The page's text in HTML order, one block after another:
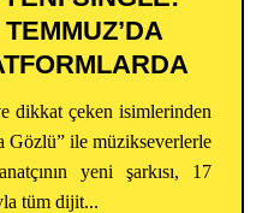
dikkat çeken isimlerinden
Gözlü” ile müzikseverlerle
yeni şarkısı, 17
tüm dijit...